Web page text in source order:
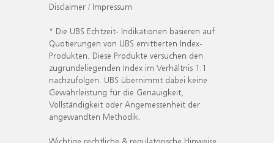
Disclaimer / Impressum
* Die UBS Echtzeit- Indikationen basieren auf
Quotierungen von UBS emittierten Index-
Produkten. Diese Produkte versuchen den
zugrundeliegenden Index im Verhältnis 1:1
nachzufolgen. UBS übernimmt dabei keine
Gewährleistung für die Genauigkeit,
Vollständigkeit oder Angemessenheit der
angewandten Methodik.